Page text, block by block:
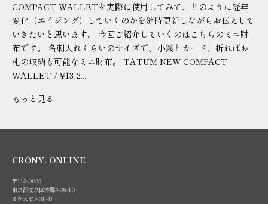
COMPACT WALLETを実際に使用してみて、どのように経年
変化（エイジング）していくのかを随時更新しながらお伝えして
いきたいと思います。 今回ご紹介していくのはこちらのミニ財
布です。 名刺入れくらいのサイズで、小銭とカード、折ればお
札の収納も可能なミニ財布。 TATUM NEW COMPACT
WALLET / ¥13,2...
もっと見る
CRONY. ONLINE
〒113-0033
東京都文京区本郷3-38-10
さかえビル3F-B